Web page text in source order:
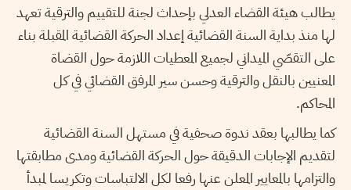
يطالب هيئة القضاء العدلي بإحداث لجنة للتقييم والترقية تعهد
لها منذ بداية السنة القضائية إعداد الحركة القضائية المقبلة بناء
على التقصّي الميداني لجميع المعطيات اللازمة حول القضاة
المعنيين بالنقل والترقية وحسن سير المرفق القضائي في كل
المحاكم.
كما يطالبها بعقد ندوة صحفية في مستهل السنة القضائية
لتقديم الإجابات الدقيقة حول الحركة القضائية ومدى مطابقتها
والتزامها بالمعايير المعلن عنها رفعا لكل الالتباسات وتكريسا لمبدأ